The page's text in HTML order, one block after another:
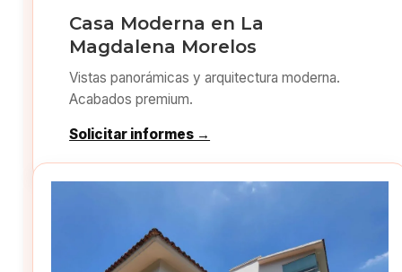
Casa Moderna en La
Magdalena Morelos
Vistas panorámicas y arquitectura moderna.
Acabados premium.
Solicitar informes →